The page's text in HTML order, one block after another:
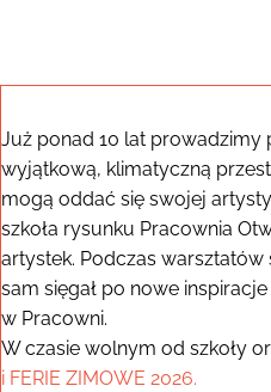
Już ponad 10 lat
wyjątkową, klimatyczną
mogą oddać się swojej
szkoła rysunku Pracownia
artystek. Podczas
sam sięgał po nowe
w Pracowni.
W czasie wolnym od szkoły
i FERIE ZIMOWE 2026.